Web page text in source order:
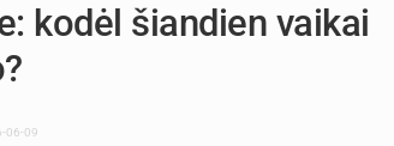
kodėl šiandien vaikai
06-09